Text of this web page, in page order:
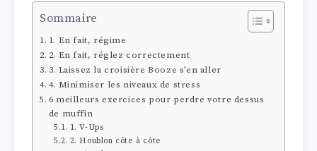
Sommaire
1. En fait, régime
2. En fait, réglez correctement
3. Laissez la croisière Booze s’en aller
4. Minimiser les niveaux de stress
6 meilleurs exercices pour perdre votre dessus
de muffin
1. V-Ups
2. Houblon côte à côte